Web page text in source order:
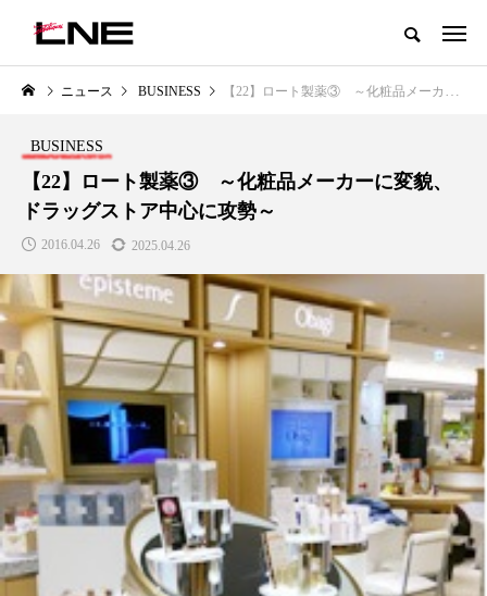
グローバルビューティ＆ヘルスケアビジネス誌
LIFESTYLE
SNSの「加工顔」と美容医療｜AI
がもたらす可能性とこれから
2026.07.13
BUSINESS
GWI調査から読み解く2030年の
都市型スパ――身近なウェルネ
の次世代モデル
2026.08.06
ニュース BUSINESS 【22】ロート製薬③ ～化粧品メーカーに変貌、ドラッグストア中心に攻勢～
BUSINESS
【22】ロート製薬③ ～化粧品メーカーに変貌、
ドラッグストア中心に攻勢～
2016.04.26 2025.04.26